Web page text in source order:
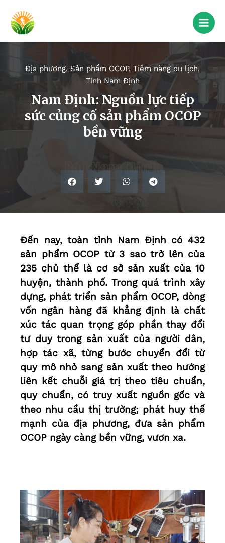
Địa phương, Sản phẩm OCOP, Tiềm năng du lịch,
Tỉnh Nam Định
Nam Định: Nguồn lực tiếp
sức củng cố sản phẩm OCOP
bền vững
Đến nay, toàn tỉnh Nam Định có 432
sản phẩm OCOP từ 3 sao trở lên của
235 chủ thể là cơ sở sản xuất của 10
huyện, thành phố. Trong quá trình xây
dựng, phát triển sản phẩm OCOP, dòng
vốn ngân hàng đã khẳng định là chất
xúc tác quan trọng góp phần thay đổi
tư duy trong sản xuất của người dân,
hợp tác xã, từng bước chuyển đổi từ
quy mô nhỏ sang sản xuất theo hướng
liên kết chuỗi giá trị theo tiêu chuẩn,
quy chuẩn, có truy xuất nguồn gốc và
theo nhu cầu thị trường; phát huy thế
mạnh của địa phương, đưa sản phẩm
OCOP ngày càng bền vững, vươn xa.